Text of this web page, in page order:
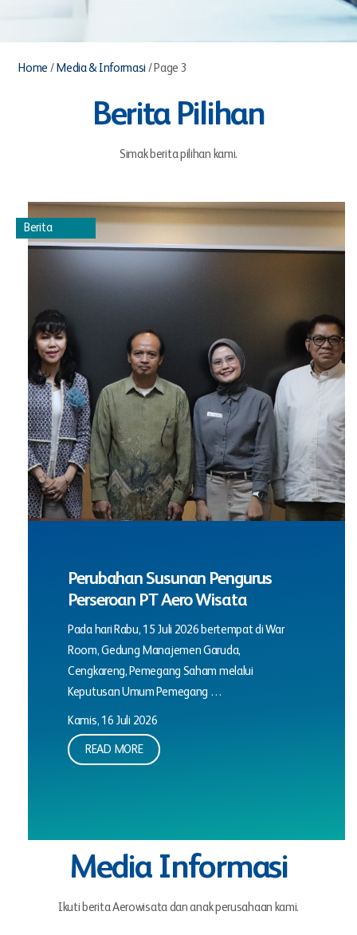
Home / Media & Informasi / Page 3
Berita Pilihan
Simak berita pilihan kami.
Berita
Perubahan Susunan Pengurus
Perseroan PT Aero Wisata
Pada hari Rabu, 15 Juli 2026 bertempat di War
Room, Gedung Manajemen Garuda,
Cengkareng, Pemegang Saham melalui
Keputusan Umum Pemegang …
Kamis, 16 Juli 2026
READ MORE
Media Informasi
Ikuti berita Aerowisata dan anak perusahaan kami.